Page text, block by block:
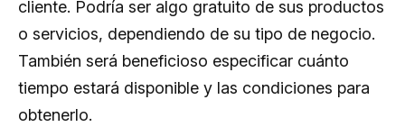
cliente. Podría ser algo gratuito de sus productos
o servicios, dependiendo de su tipo de negocio.
También será beneficioso especificar cuánto
tiempo estará disponible y las condiciones para
obtenerlo.